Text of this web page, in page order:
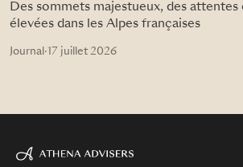
Des sommets majestueux, des attentes
élevées dans les Alpes françaises
Journal ·17 juillet 2026